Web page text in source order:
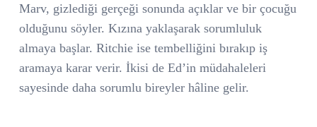
Marv, gizlediği gerçeği sonunda açıklar ve bir çocuğu
olduğunu söyler. Kızına yaklaşarak sorumluluk
almaya başlar. Ritchie ise tembelliğini bırakıp iş
aramaya karar verir. İkisi de Ed’in müdahaleleri
sayesinde daha sorumlu bireyler hâline gelir.